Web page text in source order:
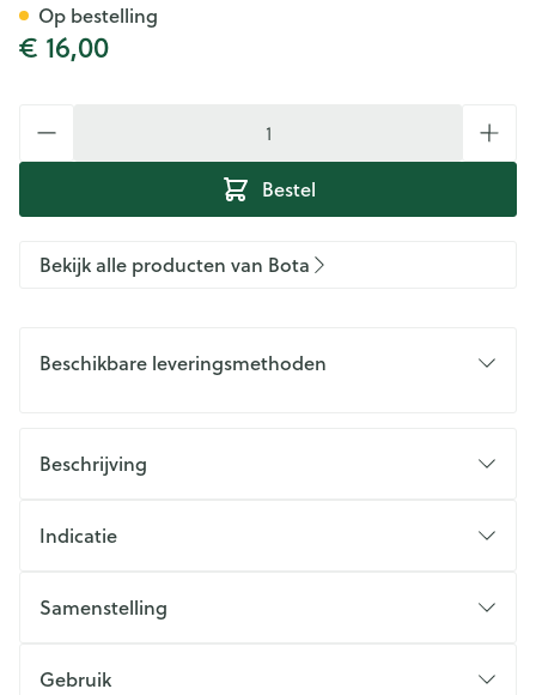
€ 16,00
Bestel
Op bestelling
Bekijk alle producten van Bota
Beschikbare leveringsmethoden
Beschrijving
Indicatie
Samenstelling
Gebruik